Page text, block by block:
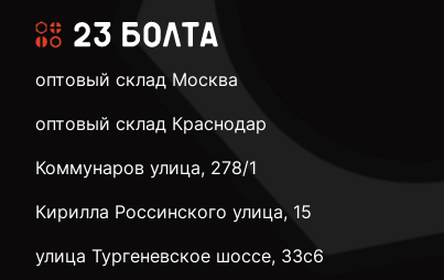
оптовый склад Москва
оптовый склад Краснодар
Коммунаров улица, 278/1
Кирилла Россинского улица, 15
улица Тургеневское шоссе, 33с6